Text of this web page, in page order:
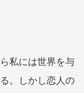
私には世界を与
。しかし恋人の